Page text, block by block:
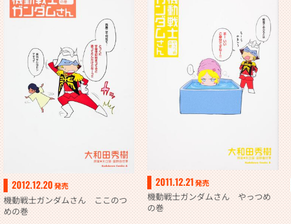
2012.12.20発売
機動戦士ガンダムさん ここのつ
めの巻
2011.12.21発売
機動戦士ガンダムさん やっつめ
の巻